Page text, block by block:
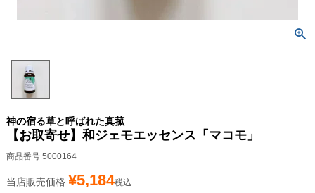
神の宿る草と呼ばれた真菰
【お取寄せ】和ジェモエッセンス「マコモ」
商品番号 5000164
当店販売価格 ¥5,184税込